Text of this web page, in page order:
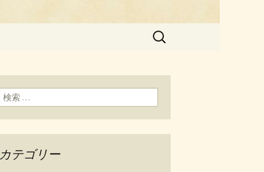
検
検索:
カテゴリー